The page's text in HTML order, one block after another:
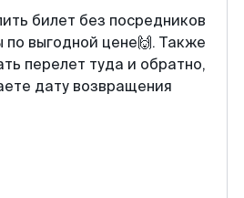
билет без посредников
по выгодной цене🙌. Также
перелет туда и обратно,
дату возвращения